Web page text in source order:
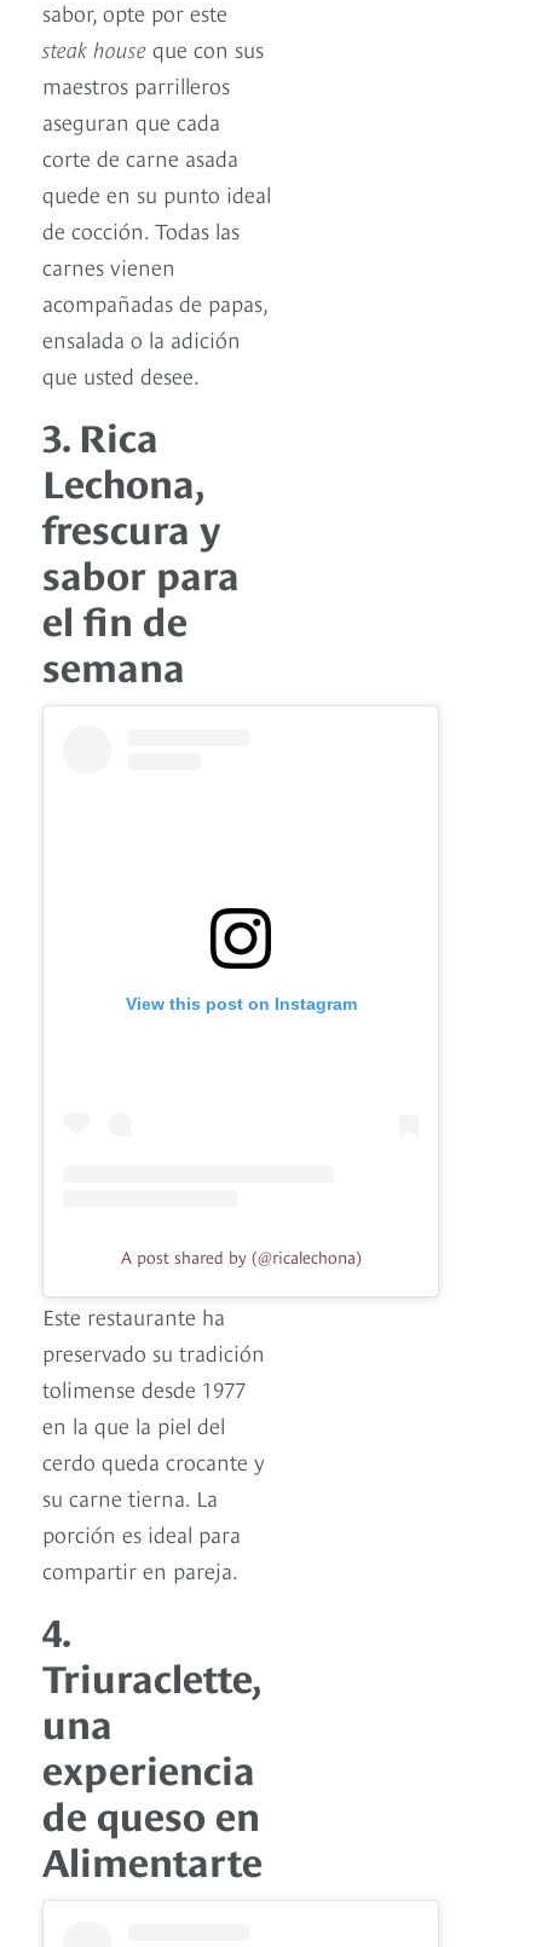
sabor, opte por este
steak house que con sus
maestros parrilleros
aseguran que cada
corte de carne asada
quede en su punto ideal
de cocción. Todas las
carnes vienen
acompañadas de papas,
ensalada o la adición
que usted desee.
3. Rica
Lechona,
frescura y
sabor para
el fin de
semana
View this post on Instagram
A post shared by (@ricalechona)
Este restaurante ha
preservado su tradición
tolimense desde 1977
en la que la piel del
cerdo queda crocante y
su carne tierna. La
porción es ideal para
compartir en pareja.
4.
Triuraclette,
una
experiencia
de queso en
Alimentarte